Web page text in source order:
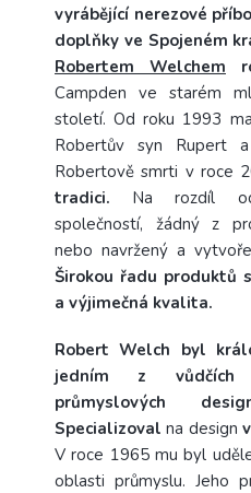
vyrábějící nerezové
doplňky ve Spojeném
Robertem Welchem
Campden ve starém
století. Od roku 1993
Robertův syn Rupert
Robertově smrti v roce
tradici. Na rozdíl od
společností, žádný z
nebo navržený a
Širokou řadu produktů
a výjimečná kvalita.
Robert Welch byl
jedním z vůdčích
průmyslových
Specializoval na design
V roce 1965 mu byl
oblasti průmyslu. Jeho